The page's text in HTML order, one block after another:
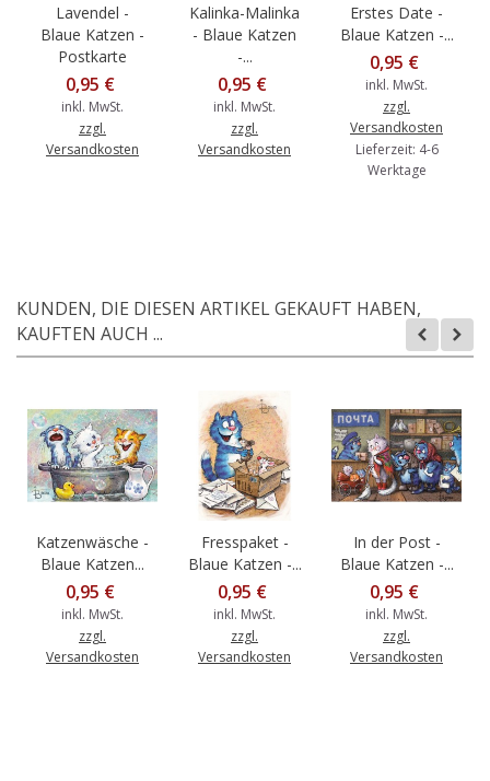
Lavendel -
Blaue Katzen -
Postkarte
0,95 €
inkl. MwSt.
zzgl.
Versandkosten
Kalinka-Malinka
- Blaue Katzen
-...
0,95 €
inkl. MwSt.
zzgl.
Versandkosten
Erstes Date -
Blaue Katzen -...
0,95 €
inkl. MwSt.
zzgl.
Versandkosten
Lieferzeit: 4-6
Werktage
KUNDEN, DIE DIESEN ARTIKEL GEKAUFT HABEN,
KAUFTEN AUCH ...
Katzenwäsche -
Blaue Katzen...
0,95 €
inkl. MwSt.
zzgl.
Versandkosten
Fresspaket -
Blaue Katzen -...
0,95 €
inkl. MwSt.
zzgl.
Versandkosten
In der Post -
Blaue Katzen -...
0,95 €
inkl. MwSt.
zzgl.
Versandkosten